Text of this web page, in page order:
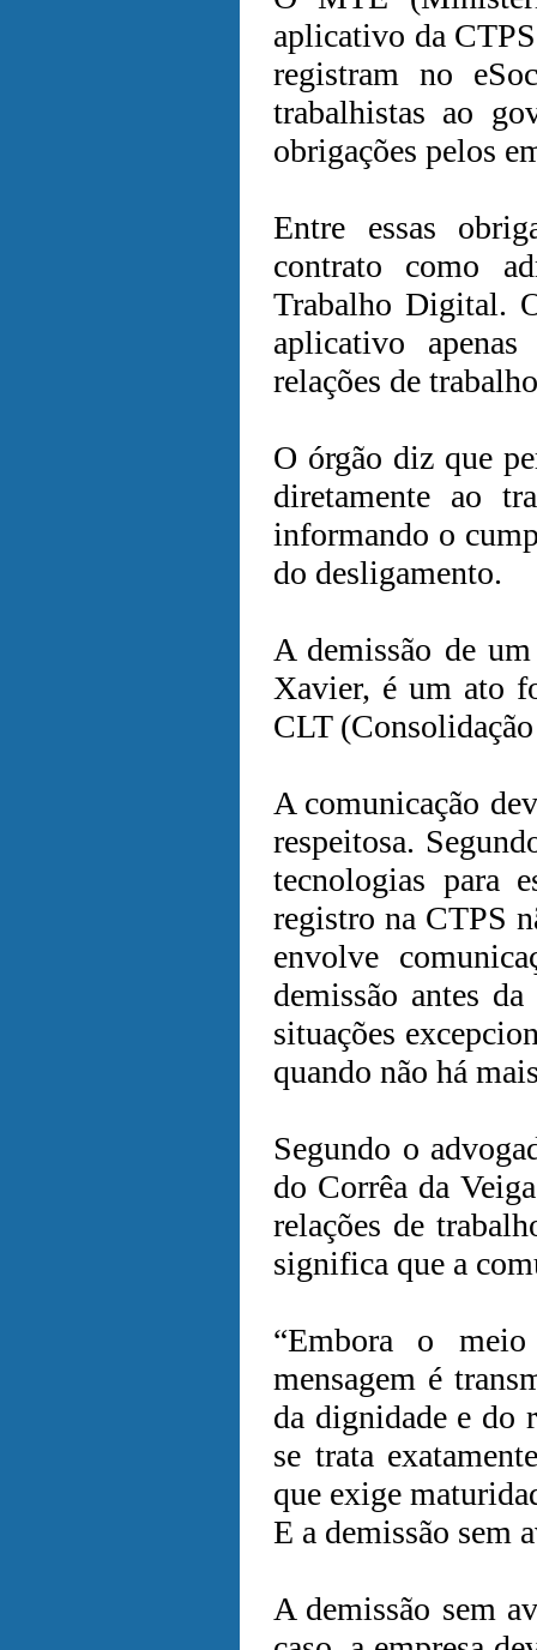
aplicativo da
registram no
trabalhistas ao
obrigações pelos
Entre essas
contrato como
Trabalho Digital.
aplicativo
relações de
O órgão diz que
diretamente ao
informando o
do desligamento.
A demissão de
Xavier, é um ato
CLT
A comunicação
respeitosa.
tecnologias para
registro na CTPS
envolve
demissão antes
situações
quando não há
Segundo o
do Corrêa da
relações de
significa que a
“Embora o
mensagem é
da dignidade e do
se trata
que exige
E a demissão sem
A demissão sem